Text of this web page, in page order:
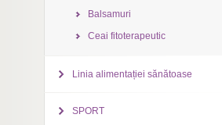
Balsamuri
Ceai fitoterapeutic
Linia alimentației sănătoase
SPORT